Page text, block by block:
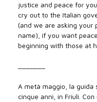
justice and peace for
cry out to the Italian
(and we are asking your
name), if you want
beginning with those at
A metà maggio, la guida
cinque anni, in Friuli.